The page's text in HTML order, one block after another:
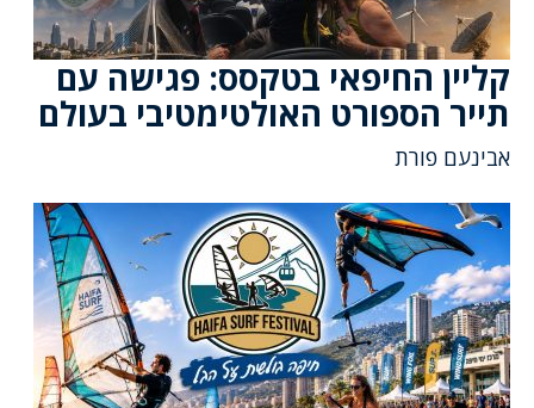
קליין החיפאי בטקסס: פגישה עם
תייר הספורט האולטימטיבי בעולם
אבינעם פורת